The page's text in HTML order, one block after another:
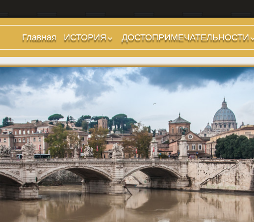
Главная
ИСТОРИЯ
Предыстория
Царский период
(753-509 гг до н.э.)
Ранняя Республика
(509-265 гг до н.э.)
Поздняя Республика
(264-27 гг до н.э.)
Империя. Принципат
(27 г до н.э. — 284 г
н.э.)
Империя. Доминат
(284-476 гг)
Темные Века. Готы
Темные Века.
Экзархат
ДОСТОПРИМЕЧАТЕЛЬНОСТИ
Холмы и остров.
Районы
Форумы, Площади,
Дороги
Стадионы, Термы
Музеи
Дохристианские
храмы
Христианские храмы,
базилики etc.
Дворцы
Арки, колонны и
обелиски
Фонтаны